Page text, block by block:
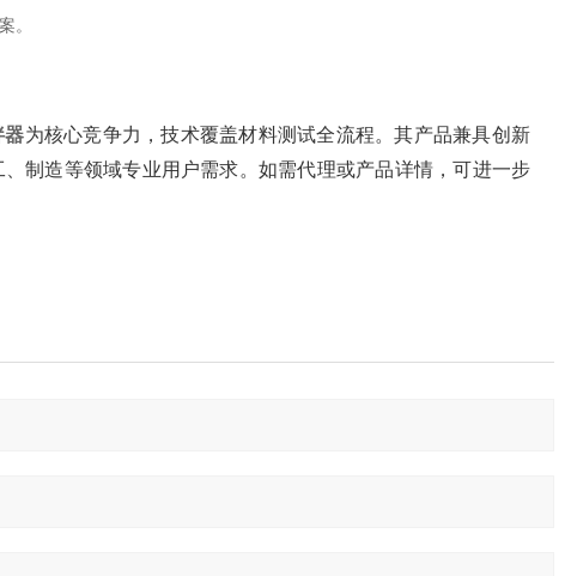
。
器‌为核心竞争力，技术覆盖材料测试全流程。其产品兼具创新
制造等领域专业用户需求。如需代理或产品详情，可进一步